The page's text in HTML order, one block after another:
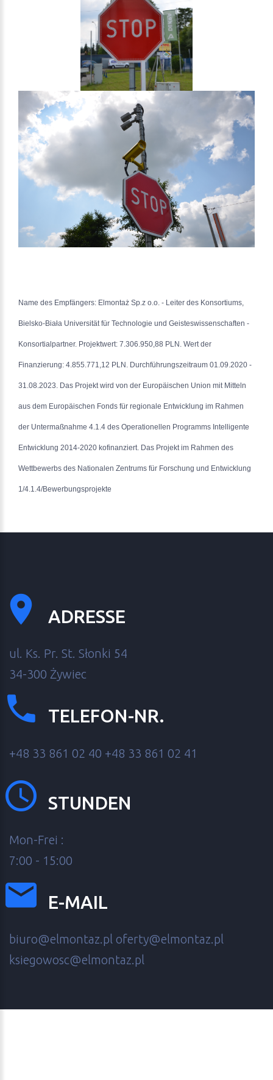
Name des Empfängers: Elmontaż Sp.z o.o. - Leiter des Konsortiums,
Bielsko-Biała Universität für Technologie und Geisteswissenschaften -
Konsortialpartner. Projektwert: 7.306.950,88 PLN. Wert der
Finanzierung: 4.855.771,12 PLN. Durchführungszeitraum 01.09.2020 -
31.08.2023. Das Projekt wird von der Europäischen Union mit Mitteln
aus dem Europäischen Fonds für regionale Entwicklung im Rahmen
der Untermaßnahme 4.1.4 des Operationellen Programms Intelligente
Entwicklung 2014-2020 kofinanziert. Das Projekt im Rahmen des
Wettbewerbs des Nationalen Zentrums für Forschung und Entwicklung
1/4.1.4/Bewerbungsprojekte
ADRESSE
ul. Ks. Pr. St. Słonki 54
34-300 Żywiec
TELEFON-NR.
+48 33 861 02 40 +48 33 861 02 41
STUNDEN
Mon-Frei :
7:00 - 15:00
E-MAIL
biuro@elmontaz.pl oferty@elmontaz.pl
ksiegowosc@elmontaz.pl